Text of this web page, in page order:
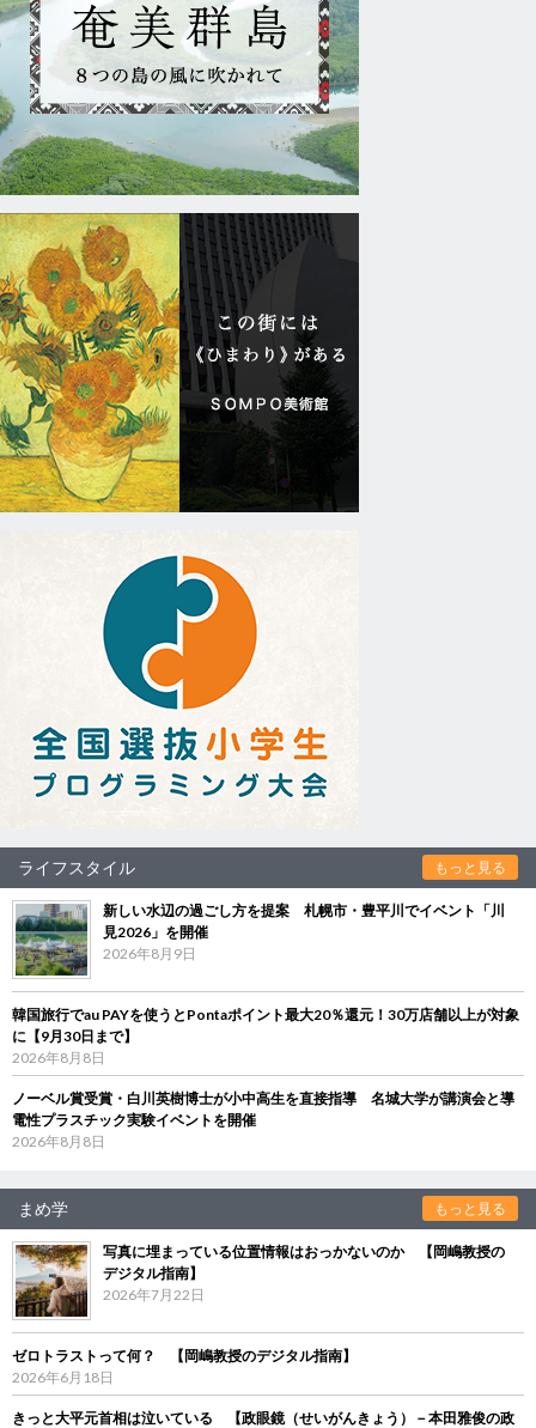
ライフスタイル もっと見る
新しい水辺の過ごし方を提案 札幌市・豊平川でイベント「川
見2026」を開催
2026年8月9日
韓国旅行でau PAYを使うとPontaポイント最大20％還元！30万店舗以上が対象
に【9月30日まで】
2026年8月8日
ノーベル賞受賞・白川英樹博士が小中高生を直接指導 名城大学が講演会と導
電性プラスチック実験イベントを開催
2026年8月8日
まめ学 もっと見る
写真に埋まっている位置情報はおっかないのか 【岡嶋教授の
デジタル指南】
2026年7月22日
ゼロトラストって何？ 【岡嶋教授のデジタル指南】
2026年6月18日
きっと大平元首相は泣いている 【政眼鏡（せいがんきょう）－本田雅俊の政